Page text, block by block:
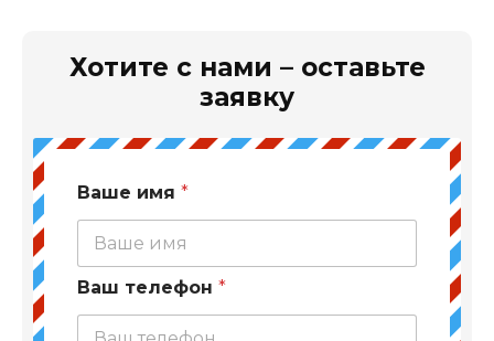
Хотите с нами – оставьте
заявку
Ваше имя *
Ваш телефон *